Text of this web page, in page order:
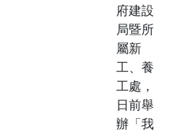
府建設
局暨所
屬新
工、養
工處，
日前舉
辦「我